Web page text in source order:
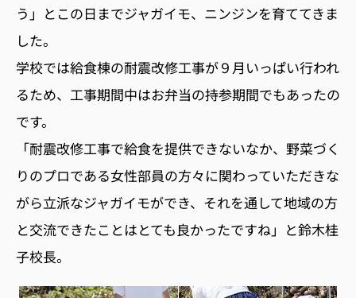
う」とこの日までジャガイモ、ニンジンを育ててきま
した。
学校では給食棟の耐震改修工事が９月いっぱい行われ
るため、工事期間中はお弁当の持参期間でもあったの
です。
「耐震改修工事で給食を提供できないなか、野菜づく
りのプロである女性部員の方々に関わっていただきな
がら立派なジャガイモができ、それを通して地域の方
と交流できたことはとても良かったですね」と鈴木桂
子校長。